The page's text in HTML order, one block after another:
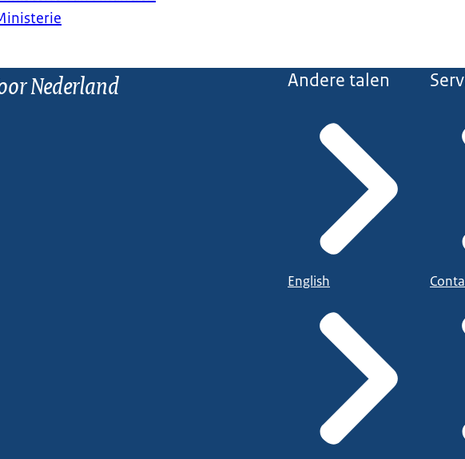
Nederland Andere talen
English